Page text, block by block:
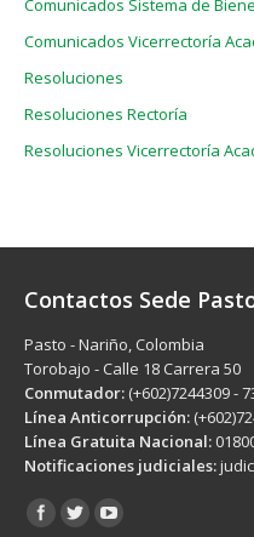
Comunicados Sistema de
Comunicados Vicerrectoría
Resoluciones
Resoluciones Rectoría
Resoluciones Vicerrectoría
Contactos Sede
Pasto - Nariño, Colombia
Torobajo - Calle 18 Carrera 50
Conmutador: (+602)7244309 -
Línea Anticorrupción:
Línea Gratuita Nacional:
Notificaciones judiciales:
Encuéntranos en: